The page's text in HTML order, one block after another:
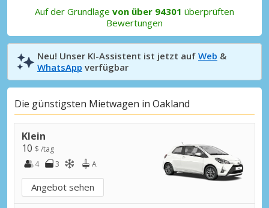
Auf der Grundlage von über 94301 überprüften
Bewertungen
Neu! Unser KI-Assistent ist jetzt auf Web &
WhatsApp verfügbar
Die günstigsten Mietwagen in Oakland
Klein
10 $ /tag
4
3 A
Angebot sehen